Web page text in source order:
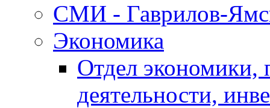
СМИ - Гаврилов-
Экономика
Отдел экономики,
деятельности,